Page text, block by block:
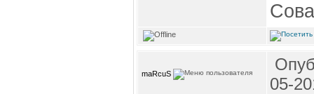
maRcuS
05-